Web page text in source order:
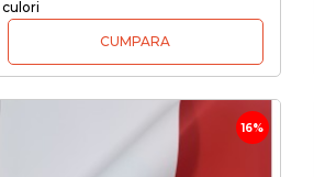
culori
CUMPARA
16%